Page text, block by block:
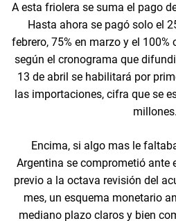
A esta friolera se suma el pago
Hasta ahora se pagó solo el
febrero, 75% en marzo y el
según el cronograma que
13 de abril se habilitará por
las importaciones, cifra que se
millones.
Encima, si algo mas le
Argentina se comprometió ante
previo a la octava revisión del
mes, un esquema monetario
mediano plazo claros y bien